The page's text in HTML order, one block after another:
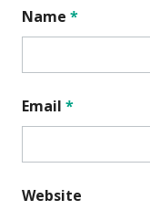
Name *
Email *
Website